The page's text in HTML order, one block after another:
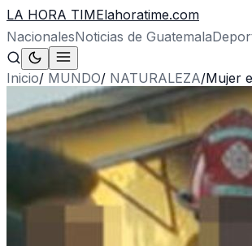
LA HORA TIMElahoratime.com
NacionalesNoticias de Guatemala
Inicio/ MUNDO/ NATURALEZA/Mujer